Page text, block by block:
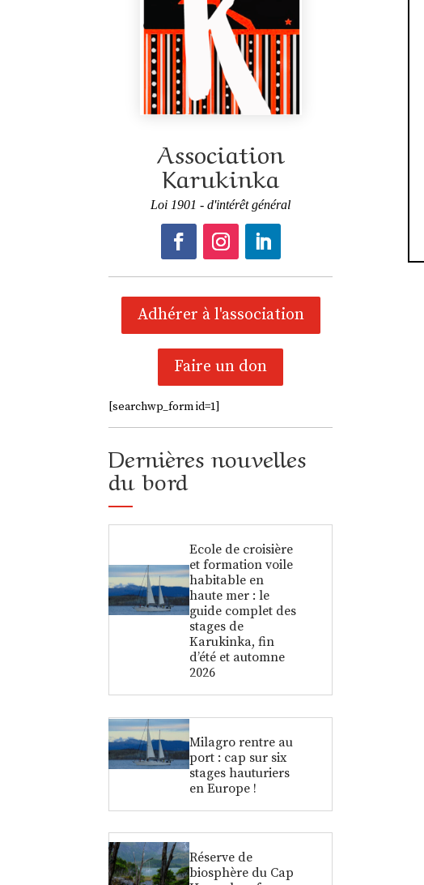
Association
Karukinka
Loi 1901 - d'intérêt général
Adhérer à l'association
Faire un don
[searchwp_form id=1]
Dernières nouvelles
du bord
Ecole de croisière
et formation voile
habitable en
haute mer : le
guide complet des
stages de
Karukinka, fin
d’été et automne
2026
Milagro rentre au
port : cap sur six
stages hauturiers
en Europe !
Réserve de
biosphère du Cap